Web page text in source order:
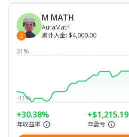
2
M MATH
AuraMath
累计入金: $4,000.00
31%
-11%
+30.38%
年收益率
+$1,215.19
年盈亏